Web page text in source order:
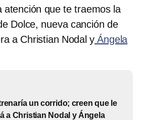
atención que te traemos la
Dolce, nueva canción de
a Christian Nodal y Ángela
un corrido; creen que le
a Christian Nodal y Ángela